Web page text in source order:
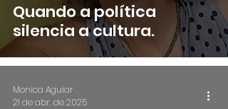
Quando a política
silencia a cultura.
Monica Aguiar
21 de abr. de 2025